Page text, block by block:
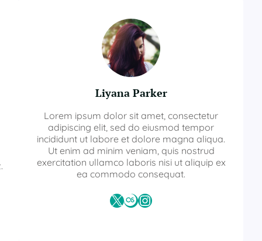
Liyana Parker
Lorem ipsum dolor sit amet, consectetur
adipiscing elit, sed do eiusmod tempor
incididunt ut labore et dolore magna aliqua.
Ut enim ad minim veniam, quis nostrud
exercitation ullamco laboris nisi ut aliquip ex
ea commodo consequat.
X Last.fmInstagram